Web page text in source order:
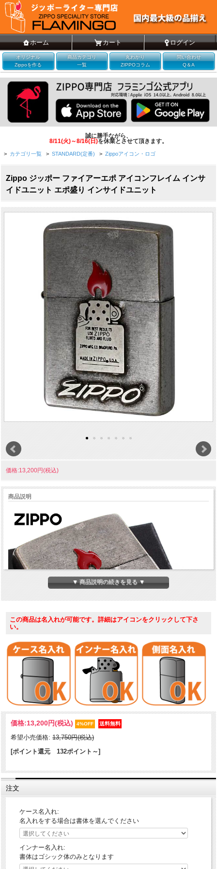
ホーム カート ログイン
オリジナル
Zippoを作る
商品カテゴリ
一覧
丸わかり
ZIPPOコラム
問い合わせ
Q＆A
誠に勝手ながら、
8/11(火)～8/16(日)を休業とさせて頂きます。
> カテゴリ一覧 > STANDARD(定番) > Zippoアイコン・ロゴ
Zippo ジッポー ファイアーエポ アイコンフレイム インサ
イドユニット エポ盛り インサイドユニット
価格:13,200円(税込)
商品説明
インサイドユニットがデザインされたZIPPO。古美仕上げで落ち着い
たトーンに、アイコンフレイムのレッドが映えます。アンティーク感
漂う逸品！
ケース形状：レギュラー・ケース
▼ 商品説明の続きを見る ▼
この商品は名入れが可能です。詳細はアイコンをクリックして下さ
い。
価格:13,200円(税込) 4%OFF
希望小売価格: 13,750円(税込)
[ポイント還元 132ポイント～]
注文
ケース名入れ:
名入れをする場合は書体を選んでください
インナー名入れ:
書体はゴシック体のみとなります